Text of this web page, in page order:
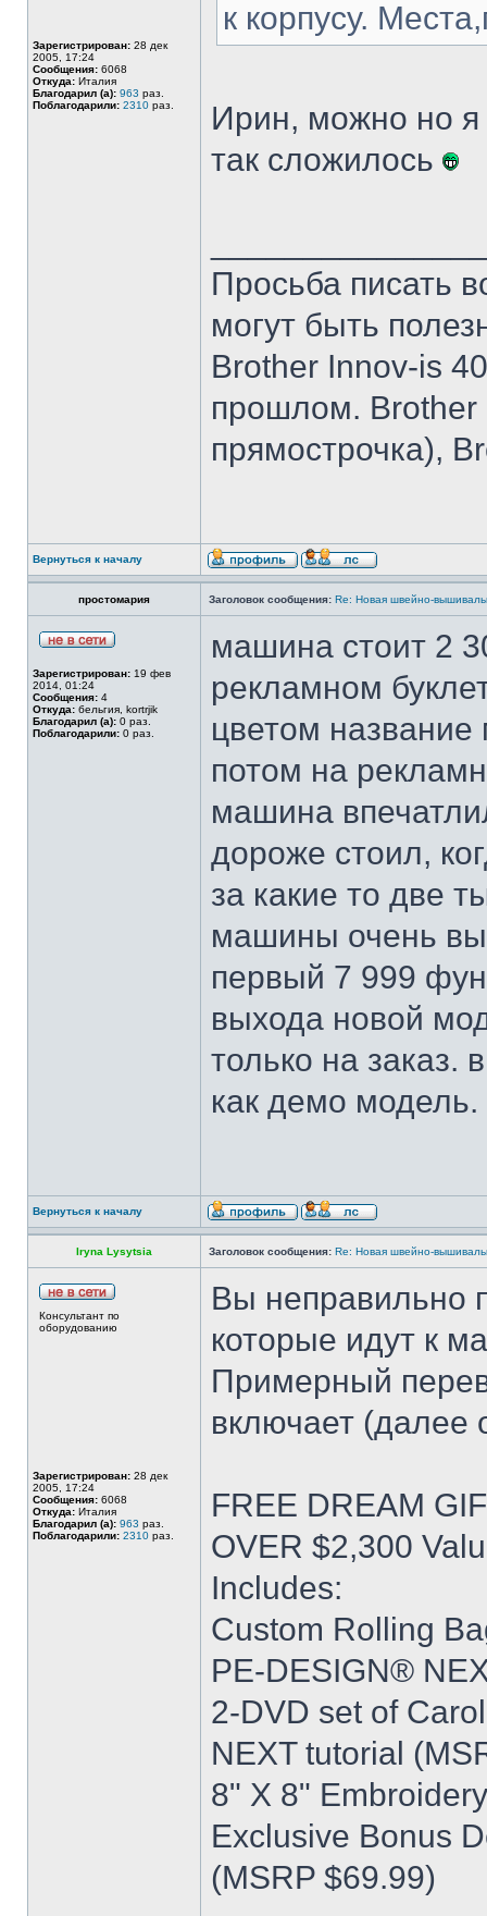
Зарегистрирован: 28 дек
2005, 17:24
Сообщения: 6068
Откуда: Италия
Благодарил (а): 963 раз.
Поблагодарили: 2310 раз.
к корпусу.
Ирин, можно но я
так сложилось
Просьба писать
могут быть
Brother Innov-is
прошлом. Brother
прямострочка),
Вернуться к началу
простомария Заголовок сообщения: Re: Новая швейно-
Зарегистрирован: 19 фев
2014, 01:24
Сообщения: 4
Откуда: бельгия, kortrjik
Благодарил (а): 0 раз.
Поблагодарили: 0 раз.
машина стоит 2
рекламном
цветом
потом на
машина
дороже стоил,
за какие то две
машины очень
первый 7 999
выхода новой
только на заказ.
как демо модель.
Вернуться к началу
Iryna Lysytsia Заголовок сообщения: Re: Новая швейно-
Консультант по
оборудованию
Зарегистрирован: 28 дек
2005, 17:24
Сообщения: 6068
Откуда: Италия
Благодарил (а): 963 раз.
Поблагодарили: 2310 раз.
Вы неправильно
которые идут к
Примерный
включает (далее
FREE DREAM
OVER $2,300
Includes:
Custom Rolling
PE-DESIGN®
2-DVD set of
NEXT tutorial
8" X 8"
Exclusive Bonus
(MSRP $69.99)